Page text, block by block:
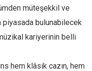
müteşekkil ve
piyasada bulunabilecek
kariyerinin belli
hem klâsik cazın, hem